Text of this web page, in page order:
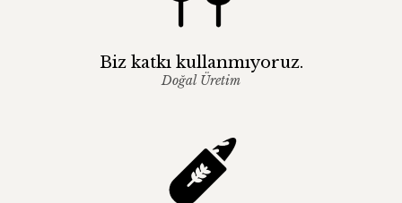
Biz katkı kullanmıyoruz.
Doğal Üretim